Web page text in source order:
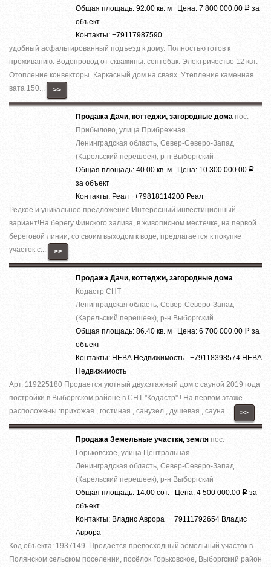
Общая площадь: 92.00 кв. м Цена: 7 800 000.00 Р за
объект
Контакты: +79117987590
удобный асфальтированный подъезд к дому. Полностью готов к
проживанию. Водопровод от скважины. септобак. Электричество 12 квт.
Отопление конвекторы. Каркасный дом на сваях. Утепление каменная
вата 150...
>>
Продажа Дачи, коттеджи, загородные дома пос.
Прибылово, улица Прибрежная
Ленинградская область, Север-Северо-Запад
(Карельский перешеек), р-н Выборгский
Общая площадь: 40.00 кв. м Цена: 10 300 000.00 Р
за объект
Контакты: Реал +79818114200 Реал
Редкое и уникальное предложение!Интересный инвестиционный
вариант!На берегу Финского залива, в живописном местечке, на первой
береговой линии, со своим выходом к воде, предлагается к покупке
участок с...
>>
Продажа Дачи, коттеджи, загородные дома
Кодастр СНТ
Ленинградская область, Север-Северо-Запад
(Карельский перешеек), р-н Выборгский
Общая площадь: 86.40 кв. м Цена: 6 700 000.00 Р за
объект
Контакты: НЕВА Недвижимость +79118398574 НЕВА
Недвижимость
Арт. 119225180 Продается уютный двухэтажный дом с сауной 2019 года
постройки в Выборгском районе в СНТ ''Кодастр'' ! На первом этаже
расположены :прихожая , гостиная , санузел , душевая , сауна ...
>>
Продажа Земельные участки, земля пос.
Горьковское, улица Центральная
Ленинградская область, Север-Северо-Запад
(Карельский перешеек), р-н Выборгский
Общая площадь: 14.00 сот. Цена: 4 500 000.00 Р за
объект
Контакты: Владис Аврора +79111792654 Владис
Аврора
Код объекта: 1937149. Продаётся превосходный земельный участок в
Полянском сельском поселении, посёлок Горьковское, Выборгский район